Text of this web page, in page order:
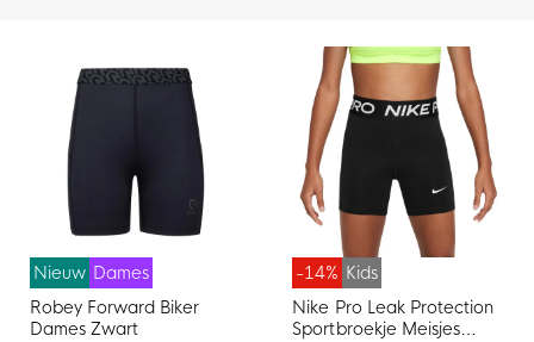
Nieuw Dames
Robey Forward Biker
Dames Zwart
-14% Kids
Nike Pro Leak Protection
Sportbroekje Meisjes